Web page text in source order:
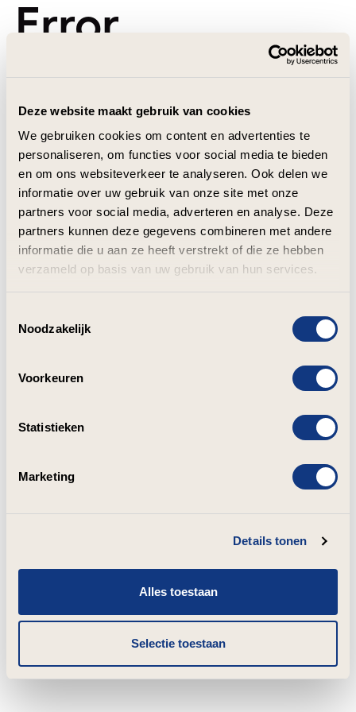
Deze website maakt gebruik van cookies
We gebruiken cookies om content en advertenties te
personaliseren, om functies voor social media te bieden
en om ons websiteverkeer te analyseren. Ook delen we
informatie over uw gebruik van onze site met onze
partners voor social media, adverteren en analyse. Deze
partners kunnen deze gegevens combineren met andere
informatie die u aan ze heeft verstrekt of die ze hebben
verzameld op basis van uw gebruik van hun services.
Noodzakelijk
Voorkeuren
Statistieken
Marketing
Details tonen
Alles toestaan
Selectie toestaan
Error